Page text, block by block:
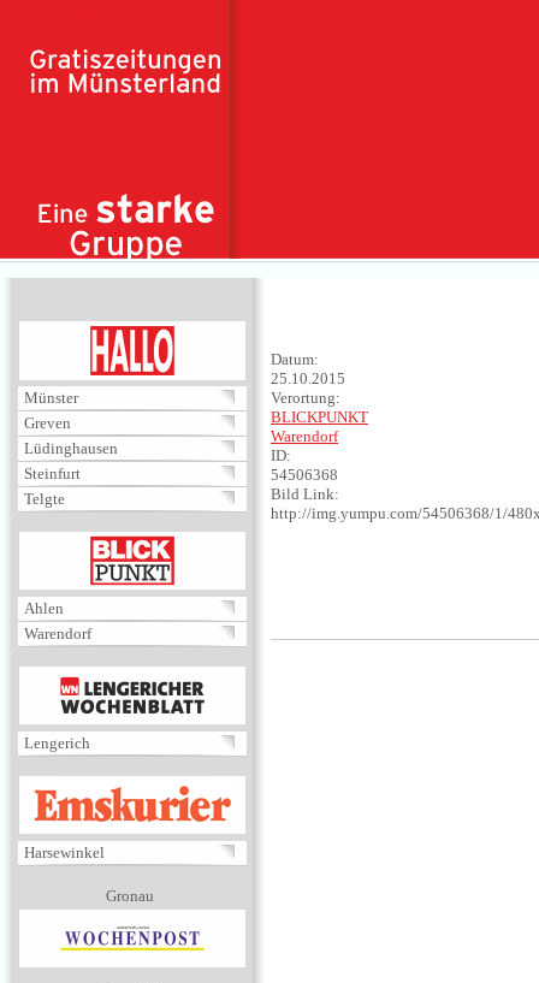
Münster
Greven
Lüdinghausen
Steinfurt
Telgte
BLICKPUNKT
Ahlen
Warendorf
MENÜ
Lengerich
EMSKURIER
Harsewinkel
Gronau
Datum:
25.10.2015
Verortung:
BLICKPUNKT
Warendorf
ID:
54506368
Bild Link:
http://img.yumpu.com/54506368/1/